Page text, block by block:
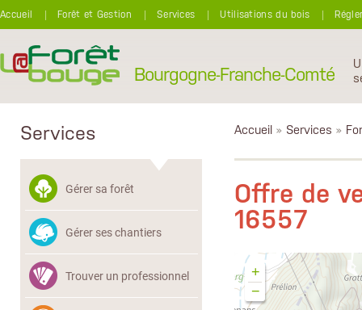
Accueil
Forêt et Gestion Services Utilisations du bois
Bourgogne-Franche-Comté
Services
Gérer sa forêt
Gérer ses chantiers
Trouver un professionnel
Accueil » Services »
Offre de
16557
+
−